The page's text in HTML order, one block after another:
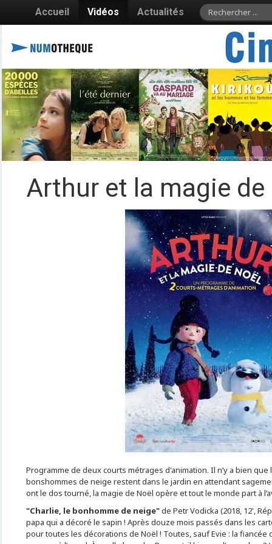
Accueil Vidéos Actualités
Arthur et la magie de
Programme de deux courts métrages d'animation. Il n’y a bien
bonshommes de neige restent dans le jardin en attendant
ont le dos tourné, la magie de Noël opère et tout le monde part à
"Charlie, le bonhomme de neige"de Petr Vodicka (2018, 12',
papa qui a décoré le sapin ! Après douze mois passés dans les
pour toutes les décorations de Noël ! Toutes, sauf Evie : la fiancée